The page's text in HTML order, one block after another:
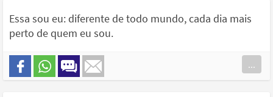
Essa sou eu: diferente de todo mundo, cada dia mais
perto de quem eu sou.
...